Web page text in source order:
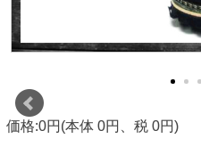
価格:0円(本体 0円、税 0円)